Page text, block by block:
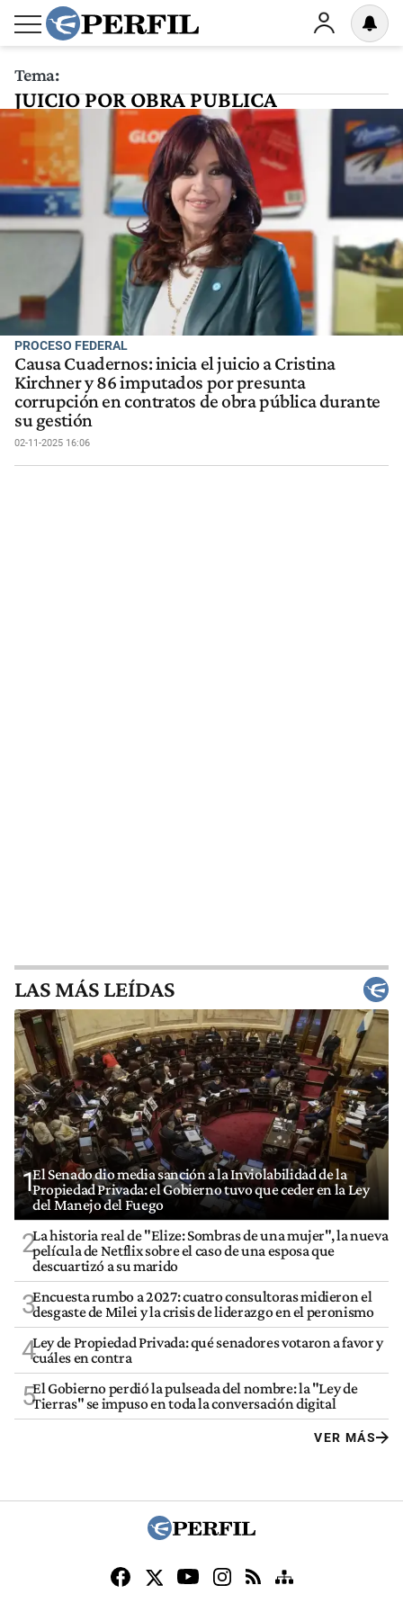
Tema:
JUICIO POR OBRA PUBLICA
PROCESO FEDERAL
Causa Cuadernos: inicia el juicio a Cristina
Kirchner y 86 imputados por presunta
corrupción en contratos de obra pública durante
su gestión
02-11-2025 16:06
LAS MÁS LEÍDAS
1El Senado dio media sanción a la Inviolabilidad de la
Propiedad Privada: el Gobierno tuvo que ceder en la Ley
del Manejo del Fuego
2La historia real de "Elize: Sombras de una mujer", la nueva
película de Netflix sobre el caso de una esposa que
descuartizó a su marido
3Encuesta rumbo a 2027: cuatro consultoras midieron el
desgaste de Milei y la crisis de liderazgo en el peronismo
4Ley de Propiedad Privada: qué senadores votaron a favor y
cuáles en contra
5El Gobierno perdió la pulseada del nombre: la "Ley de
Tierras" se impuso en toda la conversación digital
VER MÁS